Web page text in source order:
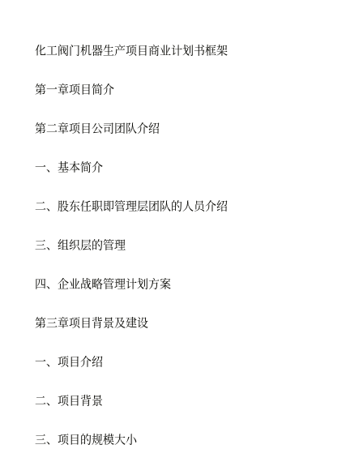
化工阀门机器生产项目商业计划书框架
第一章项目简介
第二章项目公司团队介绍
一、基本简介
二、股东任职即管理层团队的人员介绍
三、组织层的管理
四、企业战略管理计划方案
第三章项目背景及建设
一、项目介绍
二、项目背景
三、项目的规模大小